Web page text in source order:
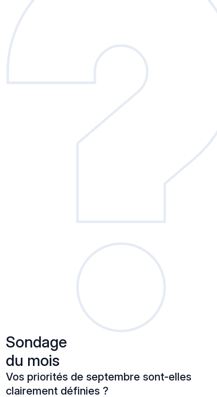
Sondage
du mois
Vos priorités de septembre sont-elles
clairement définies ?